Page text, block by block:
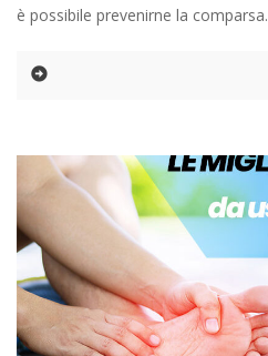
è possibile prevenirne la comparsa.